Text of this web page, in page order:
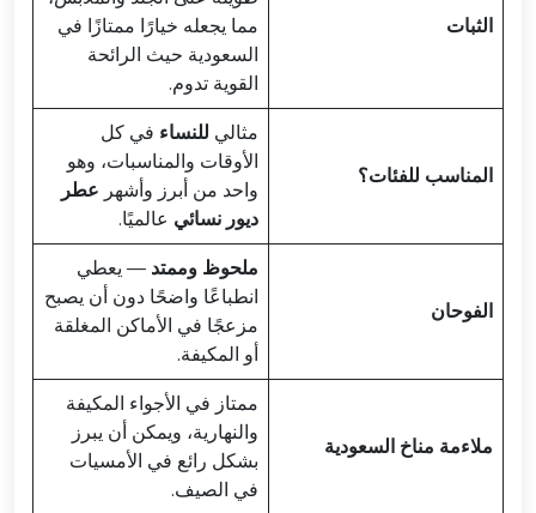
الثبات
مما يجعله خيارًا ممتازًا في
السعودية حيث الرائحة
القوية تدوم.
المناسب للفئات؟
مثالي للنساء في كل
الأوقات والمناسبات، وهو
واحد من أبرز وأشهر عطر
ديور نسائي عالميًا.
الفوحان
ملحوظ وممتد — يعطي
انطباعًا واضحًا دون أن يصبح
مزعجًا في الأماكن المغلقة
أو المكيفة.
ملاءمة مناخ السعودية
ممتاز في الأجواء المكيفة
والنهارية، ويمكن أن يبرز
بشكل رائع في الأمسيات
في الصيف.